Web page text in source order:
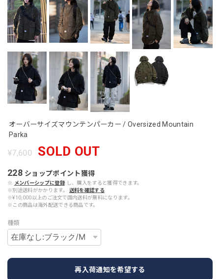
オーバーサイズマウンテンパーカー / Oversized Mountain
Parka
¥7,600 SOLD OUT
228 ショップポイント獲得
※ メンバーシップに登録 し、購入をすると獲得できます。
※別途送料がかかります。
送料を確認する
※¥10,000以上のご注文で国内送料が無料になります。
※この商品は海外配送できる商品です。
種類
再入荷通知を希望する